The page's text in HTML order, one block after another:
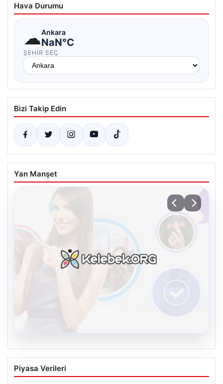
Hava Durumu
☁Ankara
NaN°C
ŞEHIR SEÇ
Bizi Takip Edin
Yan Manşet
Kelebek.Org İle Dijital İletişimin Güvenli
Adresi Ve Chat Deneyimi
Piyasa Verileri